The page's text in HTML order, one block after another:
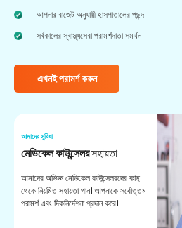
আপনার বাজেট অনুযায়ী হাসপাতালের পছন্দ
সর্বকালের স্বাস্থ্যসেবা পরামর্শদাতা সমর্থন
এখনই পরামর্শ করুন
আমাদের সুবিধা
মেডিকেল কাউন্সেলরসহায়তা
আমাদের অভিজ্ঞ মেডিকেল কাউন্সেলরদের কাছ
থেকে নিয়মিত সহায়তা পান। আপনাকে সর্বোত্তম
পরামর্শ এবং দিকনির্দেশনা প্রদান করে।